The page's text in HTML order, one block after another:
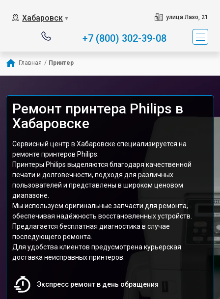
Хабаровск ▼ улица Лазо, 21
+7 (800) 302-39-08
Главная / Принтер
Ремонт принтера Philips в
Хабаровске
Сервисный центр в Хабаровске специализируется на
ремонте принтеров Philips.
Принтеры Philips выделяются благодаря качественной
печати и долговечности, подходя для различных
пользователей и представлены в широком ценовом
диапазоне.
Мы используем оригинальные запчасти для ремонта,
обеспечивая надёжность восстановленных устройств.
Предлагается бесплатная диагностика в случае
последующего ремонта.
Для удобства клиентов предусмотрена курьерская
доставка неисправных принтеров.
Экспресс ремонт в день обращения